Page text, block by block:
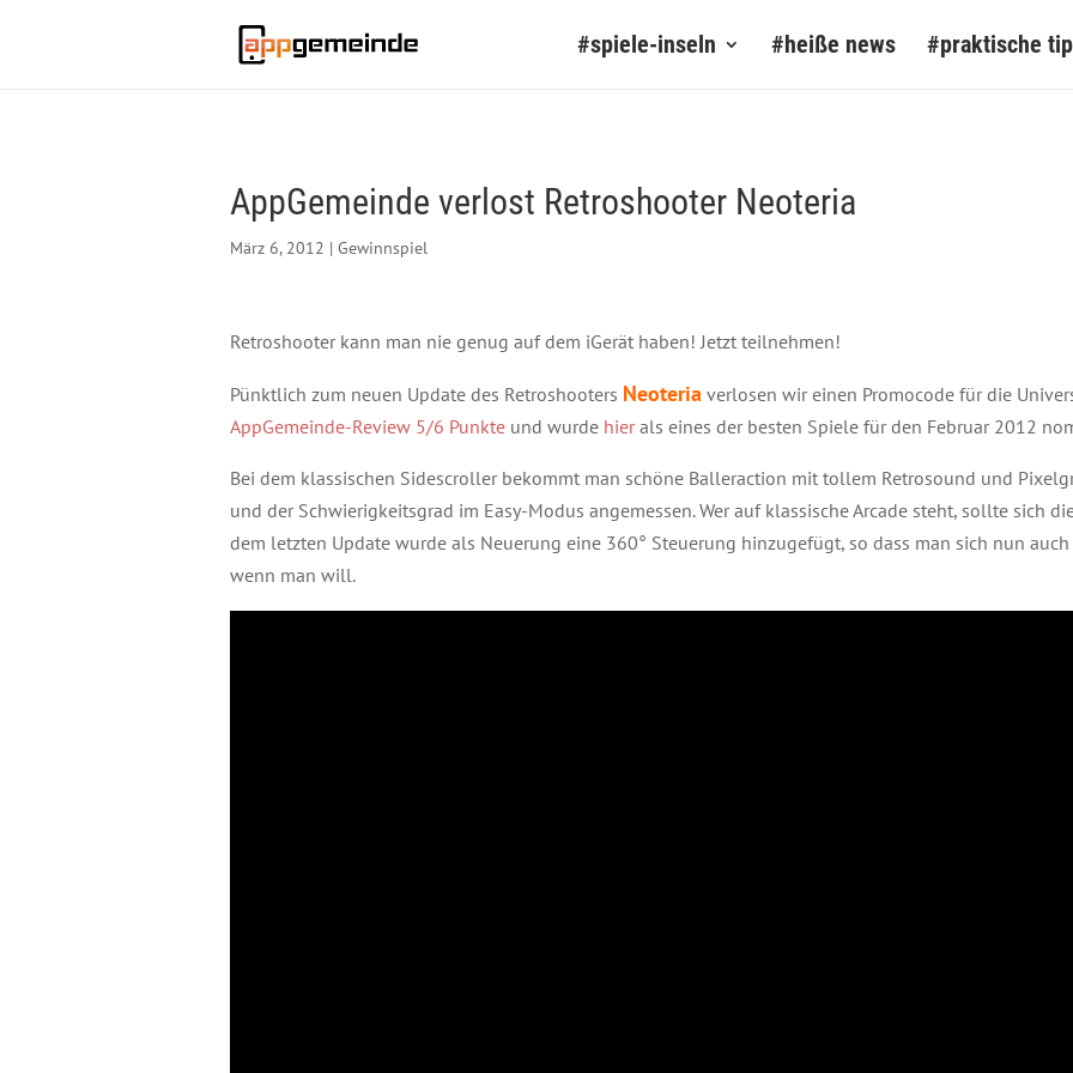
#spiele-inseln #heiße news #praktische
AppGemeinde verlost Retroshooter Neoteria
März 6, 2012 | Gewinnspiel
Retroshooter kann man nie genug auf dem iGerät haben! Jetzt teilnehmen!
Pünktlich zum neuen Update des Retroshooters Neoteria verlosen wir einen Promocode für die
AppGemeinde-Review 5/6 Punkte und wurde hierals eines der besten Spiele für den Februar 2012
Bei dem klassischen Sidescroller bekommt man schöne Balleraction mit tollem Retrosound und
und der Schwierigkeitsgrad im Easy-Modus angemessen. Wer auf klassische Arcade steht, sollte sich
dem letzten Update wurde als Neuerung eine 360° Steuerung hinzugefügt, so dass man sich nun
wenn man will.